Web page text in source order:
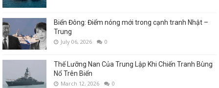
Biển Đông: Điểm nóng mới trong cạnh tranh Nhật –
Trung
July 06, 2026 0
Thế Lưỡng Nan Của Trung Lập Khi Chiến Tranh Bùng
Nổ Trên Biển
March 12, 2026 0